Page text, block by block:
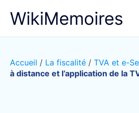
WikiMemoires
Accueil / La fiscalité / TVA et e-
à distance et l’application de la